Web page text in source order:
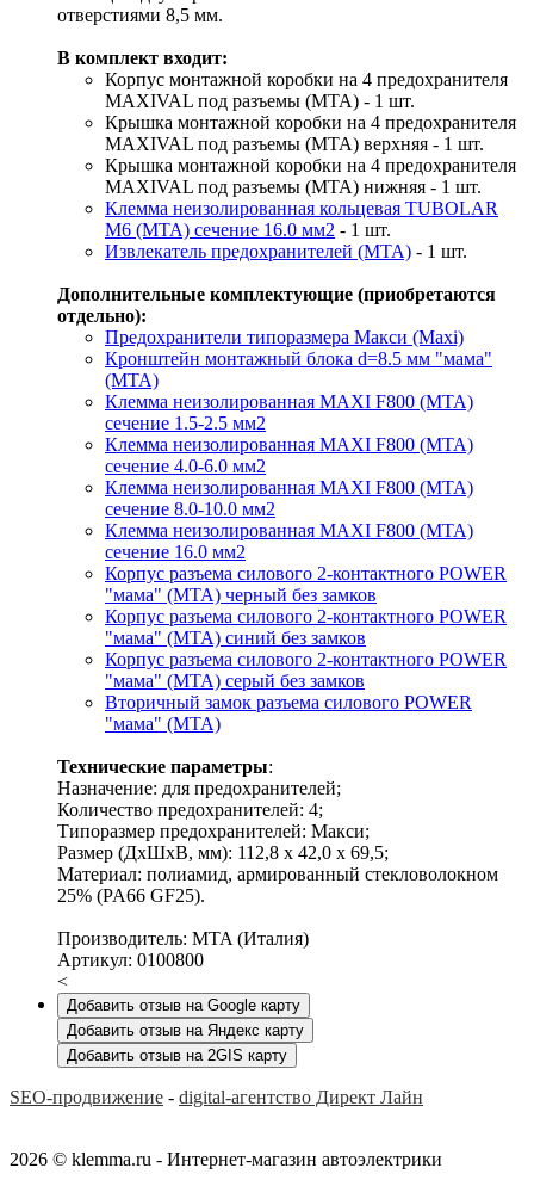
отверстиями 8,5 мм.
В комплект входит:
Корпус монтажной коробки на 4 предохранителя
MAXIVAL под разъемы (MTA) - 1 шт.
Крышка монтажной коробки на 4 предохранителя
MAXIVAL под разъемы (MTA) верхняя - 1 шт.
Крышка монтажной коробки на 4 предохранителя
MAXIVAL под разъемы (MTA) нижняя - 1 шт.
Клемма неизолированная кольцевая TUBOLAR
M6 (MTA) сечение 16.0 мм2 - 1 шт.
Извлекатель предохранителей (MTA) - 1 шт.
Дополнительные комплектующие (приобретаются
отдельно):
Предохранители типоразмера Макси (Maxi)
Кронштейн монтажный блока d=8.5 мм "мама"
(MTA)
Клемма неизолированная MAXI F800 (MTA)
сечение 1.5-2.5 мм2
Клемма неизолированная MAXI F800 (MTA)
сечение 4.0-6.0 мм2
Клемма неизолированная MAXI F800 (MTA)
сечение 8.0-10.0 мм2
Клемма неизолированная MAXI F800 (MTA)
сечение 16.0 мм2
Корпус разъема силового 2-контактного POWER
"мама" (MTA) черный без замков
Корпус разъема силового 2-контактного POWER
"мама" (MTA) синий без замков
Корпус разъема силового 2-контактного POWER
"мама" (MTA) серый без замков
Вторичный замок разъема силового POWER
"мама" (MTA)
Технические параметры:
Назначение: для предохранителей;
Количество предохранителей: 4;
Типоразмер предохранителей: Макси;
Размер (ДхШхВ, мм): 112,8 х 42,0 х 69,5;
Материал: полиамид, армированный стекловолокном
25% (PA66 GF25).
Производитель: MTA (Италия)
Артикул: 0100800
<
Добавить отзыв на Google карту
Добавить отзыв на Яндекс карту
Добавить отзыв на 2GIS карту
SEO-продвижение - digital-агентство Директ Лайн
2026 © klemma.ru - Интернет-магазин автоэлектрики